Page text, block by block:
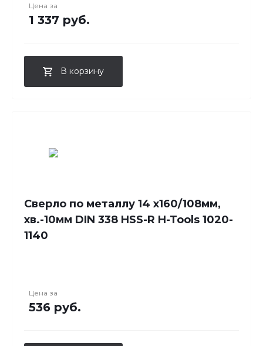
Цена за
1 337 руб.
В корзину
Сверло по металлу 14 x160/108мм,
хв.-10мм DIN 338 HSS-R H-Tools 1020-
1140
Цена за
536 руб.